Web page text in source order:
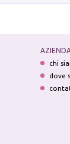
chi
dove